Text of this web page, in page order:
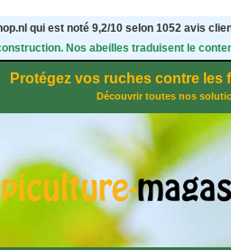
qui est noté 9,2/10 selon 1052avis
Nos abeilles traduisent le
Protégez vos ruches contre les
Découvrir toutes nos